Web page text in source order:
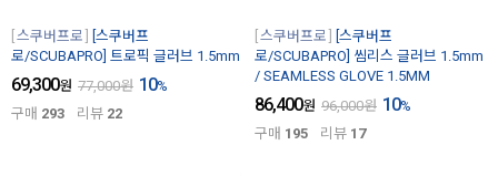
스쿠버프로
[스쿠버프
로/SCUBAPRO] 트로픽 글러브 1.5mm
69,300원 77,000원 10%
구매 293 리뷰 22
스쿠버프로
[스쿠버프
로/SCUBAPRO] 씸리스 글러브 1.5mm
/ SEAMLESS GLOVE 1.5MM
86,400원 96,000원 10%
구매 195 리뷰 17